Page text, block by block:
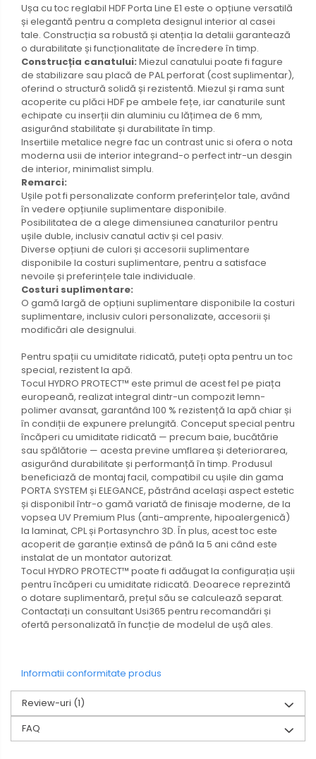
Ușa cu toc reglabil HDF Porta Line E1 este o opțiune versatilă
și elegantă pentru a completa designul interior al casei
tale. Construcția sa robustă și atenția la detalii garantează
o durabilitate și funcționalitate de încredere în timp.
Construcția canatului: Miezul canatului poate fi fagure
de stabilizare sau placă de PAL perforat (cost suplimentar),
oferind o structură solidă și rezistentă. Miezul și rama sunt
acoperite cu plăci HDF pe ambele fețe, iar canaturile sunt
echipate cu inserții din aluminiu cu lățimea de 6 mm,
asigurând stabilitate și durabilitate în timp.
Insertiile metalice negre fac un contrast unic si ofera o nota
moderna usii de interior integrand-o perfect intr-un desgin
de interior, minimalist simplu.
Remarci:
Ușile pot fi personalizate conform preferințelor tale, având
în vedere opțiunile suplimentare disponibile.
Posibilitatea de a alege dimensiunea canaturilor pentru
ușile duble, inclusiv canatul activ și cel pasiv.
Diverse opțiuni de culori și accesorii suplimentare
disponibile la costuri suplimentare, pentru a satisface
nevoile și preferințele tale individuale.
Costuri suplimentare:
O gamă largă de opțiuni suplimentare disponibile la costuri
suplimentare, inclusiv culori personalizate, accesorii și
modificări ale designului.
Pentru spații cu umiditate ridicată, puteți opta pentru un toc
special, rezistent la apă.
Tocul HYDRO PROTECT™ este primul de acest fel pe piața
europeană, realizat integral dintr-un compozit lemn-
polimer avansat, garantând 100 % rezistență la apă chiar și
în condiții de expunere prelungită. Conceput special pentru
încăperi cu umiditate ridicată — precum baie, bucătărie
sau spălătorie — acesta previne umflarea și deteriorarea,
asigurând durabilitate și performanță în timp. Produsul
beneficiază de montaj facil, compatibil cu ușile din gama
PORTA SYSTEM și ELEGANCE, păstrând același aspect estetic
și disponibil într-o gamă variată de finisaje moderne, de la
vopsea UV Premium Plus (anti-amprente, hipoalergenică)
la laminat, CPL și Portasynchro 3D. În plus, acest toc este
acoperit de garanție extinsă de până la 5 ani când este
instalat de un montator autorizat.
Tocul HYDRO PROTECT™ poate fi adăugat la configurația ușii
pentru încăperi cu umiditate ridicată. Deoarece reprezintă
o dotare suplimentară, prețul său se calculează separat.
Contactați un consultant Usi365 pentru recomandări și
ofertă personalizată în funcție de modelul de ușă ales.
Informatii conformitate produs
Review-uri (1)
FAQ